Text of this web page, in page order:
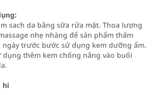
sach da bằng sữa rửa mặt. Thoa lượng
nhẹ nhàng để sản phẩm thẩm
ngày trước bước sử dụng kem dưỡng ẩm.
dụng thêm kem chống nắng vào buổi
hi